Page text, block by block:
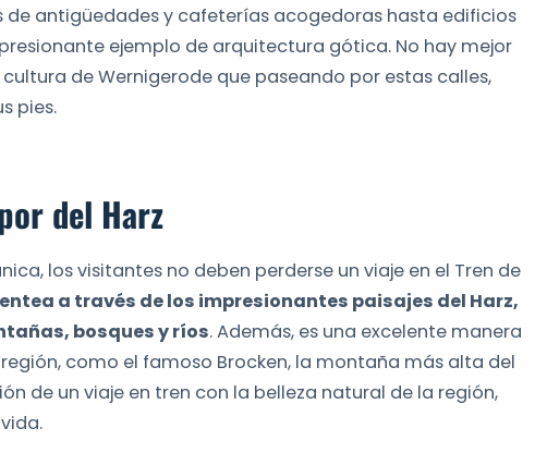
de antigüedades y cafeterías acogedoras hasta edificios
ejemplo de arquitectura gótica. No hay mejor
de Wernigerode que paseando por estas calles,
pies.
del Harz
los visitantes no deben perderse un viaje en el Tren de
a través de los impresionantes paisajes del Harz,
bosques y ríos. Además, es una excelente manera
como el famoso Brocken, la montaña más alta del
de un viaje en tren con la belleza natural de la región,